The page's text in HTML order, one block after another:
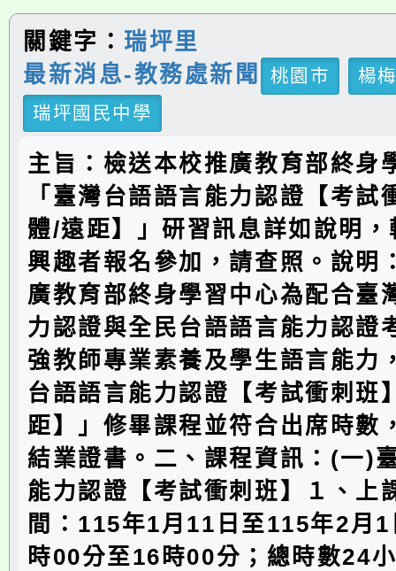
關鍵字： 瑞坪里
最新消息-教務處新聞
桃園市
楊
瑞坪國民中學
主旨：檢送本校推廣教育部終身
「臺灣台語語言能力認證【考試
體/遠距】」研習訊息詳如說明
興趣者報名參加，請查照。說明
廣教育部終身學習中心為配合臺
力認證與全民台語語言能力認證
強教師專業素養及學生語言能力
台語語言能力認證【考試衝刺班
距】」修畢課程並符合出席時數
結業證書。二、課程資訊：(一)
能力認證【考試衝刺班】１、上
間：115年1月11日至115年2月
時00分至16時00分；總時數24